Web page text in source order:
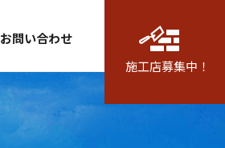
お問い合わせ
施工店募集中！